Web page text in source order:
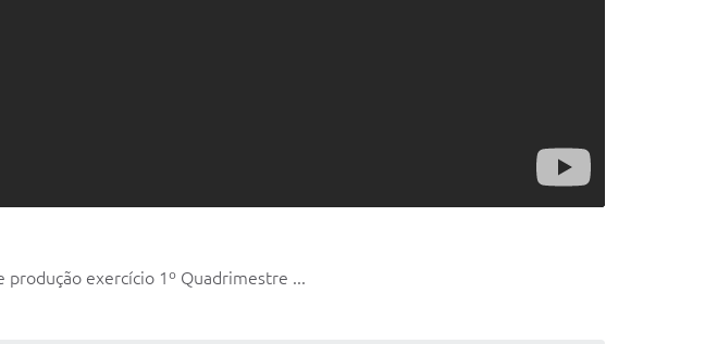
produção exercício 1º Quadrimestre ...